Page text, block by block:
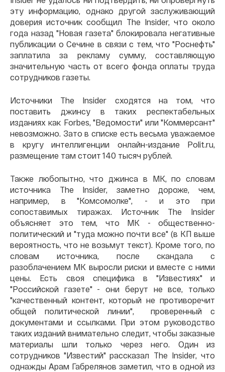
эту информацию, однако другой заслуживающий
доверия источник сообщил The Insider, что около
года назад "Новая газета" блокировала негативные
публикации о Сечине в связи с тем, что "Роснефть"
заплатила за рекламу сумму, составляющую
значительную часть от всего фонда оплаты труда
сотрудников газеты.
Источники The Insider сходятся на том, что
поставить джинсу в таких респектабельных
изданиях как Forbes, "Ведомости" или "Коммерсант"
невозможно. Зато в списке есть весьма уважаемое
в кругу интеллигенции онлайн-издание Polit.ru,
размещение там стоит 140 тысяч рублей.
Также любопытно, что джинса в МК, по словам
источника The Insider, заметно дороже, чем,
например, в "Комсомолке", - и это при
сопоставимых тиражах. Источник The Insider
объясняет это тем, что МК - общественно-
политический и "туда можно почти все" (в КП выше
вероятность, что не возьмут текст). Кроме того, по
словам источника, после скандала с
разоблачением МК выросли риски и вместе с ними
цены. Есть своя специфика в "Известиях" и
"Российской газете" - они берут не все, только
"качественный контент, который не противоречит
общей политической линии", проверенный с
документами и ссылками. При этом руководство
таких изданий внимательно следит, чтобы заказные
материалы шли только через него. Один из
сотрудников "Известий" рассказал The Insider, что
однажды Арам Габрелянов заметил, что в одной из